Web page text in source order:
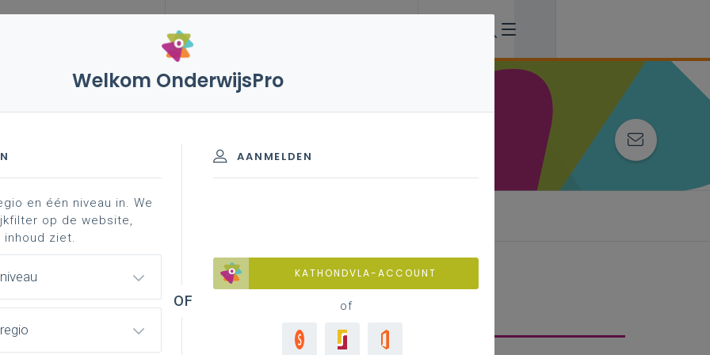
vakken en leerplannen 2de graad
- D/A-finaliteit
achtergrond
afgewerkte versie van het leerplan
Welkom OnderwijsPro
AANMELDEN
KATHONDVLA-ACCOUNT
of
en één niveau in. We
op de website,
ziet.